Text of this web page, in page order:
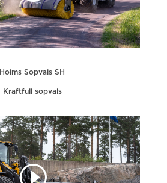
Holms Sopvals SH
Kraftfull sopvals